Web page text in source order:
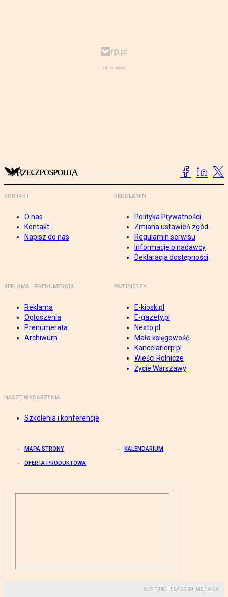
KONTAKT
O nas
Kontakt
Napisz do nas
REGULAMIN
Polityka Prywatności
Zmiana ustawień zgód
Regulamin serwisu
Informacje o nadawcy
Deklaracja dostępności
REKLAMA I PRENUMERATA
Reklama
Ogłoszenia
Prenumerata
Archiwum
PARTNERZY
E-kiosk.pl
E-gazety.pl
Nexto.pl
Mała księgowość
Kancelarierp.pl
Wieści Rolnicze
Życie Warszawy
NASZE WYDARZENIA
Szkolenia i konferencje
MAPA STRONY KALENDARIUM
OFERTA PRODUKTOWA
© COPYRIGHT BY GREMI MEDIA SA